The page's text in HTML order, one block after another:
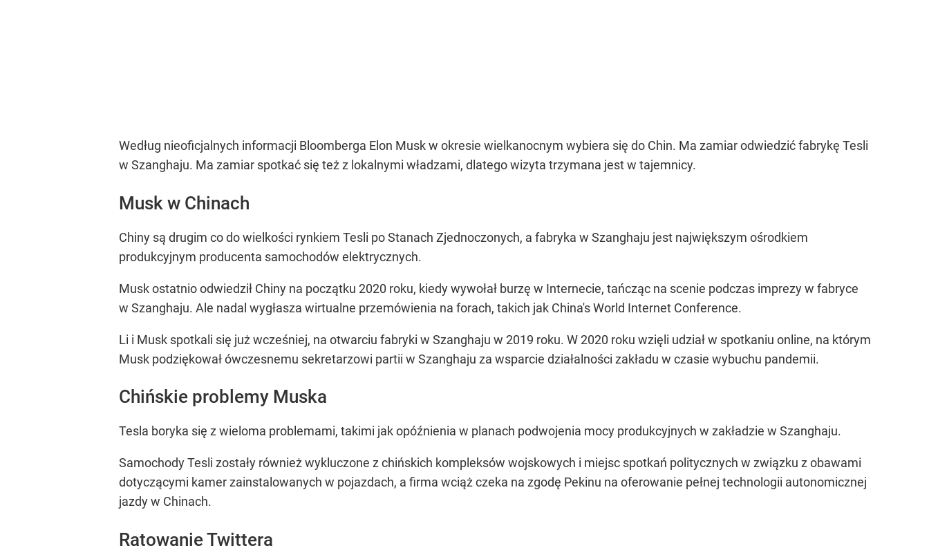
Według nieoficjalnych informacji Bloomberga Elon Musk w okresie wielkanocnym wybiera się do Chin. Ma zamiar odwiedzić fabrykę Tesli
w Szanghaju. Ma zamiar spotkać się też z lokalnymi władzami, dlatego wizyta trzymana jest w tajemnicy.
Musk w Chinach
Chiny są drugim co do wielkości rynkiem Tesli po Stanach Zjednoczonych, a fabryka w Szanghaju jest największym ośrodkiem
produkcyjnym producenta samochodów elektrycznych.
Musk ostatnio odwiedził Chiny na początku 2020 roku, kiedy wywołał burzę w Internecie, tańcząc na scenie podczas imprezy w fabryce
w Szanghaju. Ale nadal wygłasza wirtualne przemówienia na forach, takich jak China's World Internet Conference.
Li i Musk spotkali się już wcześniej, na otwarciu fabryki w Szanghaju w 2019 roku. W 2020 roku wzięli udział w spotkaniu online, na którym
Musk podziękował ówczesnemu sekretarzowi partii w Szanghaju za wsparcie działalności zakładu w czasie wybuchu pandemii.
Chińskie problemy Muska
Tesla boryka się z wieloma problemami, takimi jak opóźnienia w planach podwojenia mocy produkcyjnych w zakładzie w Szanghaju.
Samochody Tesli zostały również wykluczone z chińskich kompleksów wojskowych i miejsc spotkań politycznych w związku z obawami
dotyczącymi kamer zainstalowanych w pojazdach, a firma wciąż czeka na zgodę Pekinu na oferowanie pełnej technologii autonomicznej
jazdy w Chinach.
Ratowanie Twittera